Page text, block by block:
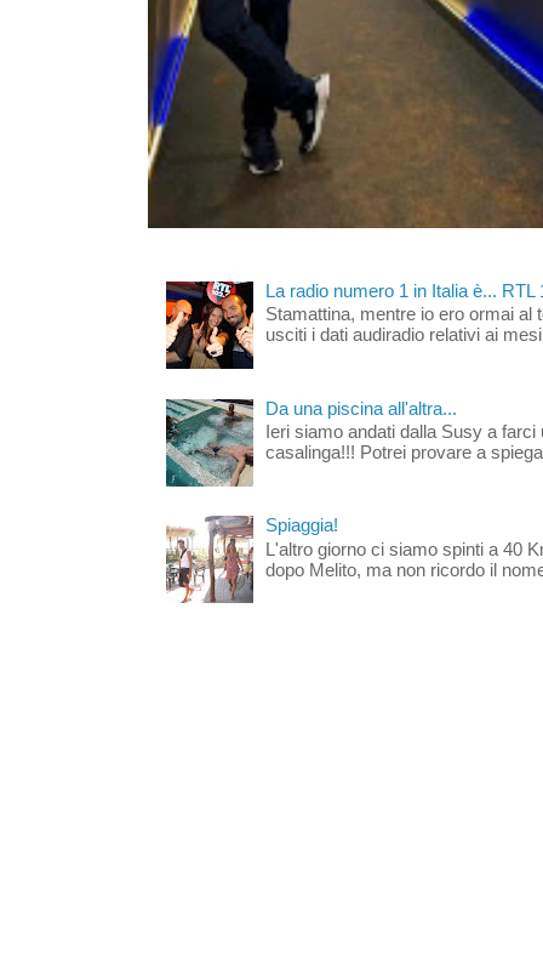
La radio numero 1 in Italia è... RTL
Stamattina, mentre io ero ormai al
usciti i dati audiradio relativi ai
Da una piscina all'altra...
Ieri siamo andati dalla Susy a
casalinga!!! Potrei provare a
Spiaggia!
L'altro giorno ci siamo spinti a 40
dopo Melito, ma non ricordo il